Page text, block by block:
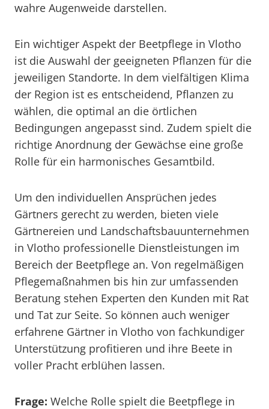
wahre Augenweide darstellen.
Ein wichtiger Aspekt der Beetpflege in Vlotho
ist die Auswahl der geeigneten Pflanzen für die
jeweiligen Standorte. In dem vielfältigen Klima
der Region ist es entscheidend, Pflanzen zu
wählen, die optimal an die örtlichen
Bedingungen angepasst sind. Zudem spielt die
richtige Anordnung der Gewächse eine große
Rolle für ein harmonisches Gesamtbild.
Um den individuellen Ansprüchen jedes
Gärtners gerecht zu werden, bieten viele
Gärtnereien und Landschaftsbauunternehmen
in Vlotho professionelle Dienstleistungen im
Bereich der Beetpflege an. Von regelmäßigen
Pflegemaßnahmen bis hin zur umfassenden
Beratung stehen Experten den Kunden mit Rat
und Tat zur Seite. So können auch weniger
erfahrene Gärtner in Vlotho von fachkundiger
Unterstützung profitieren und ihre Beete in
voller Pracht erblühen lassen.
Frage: Welche Rolle spielt die Beetpflege in